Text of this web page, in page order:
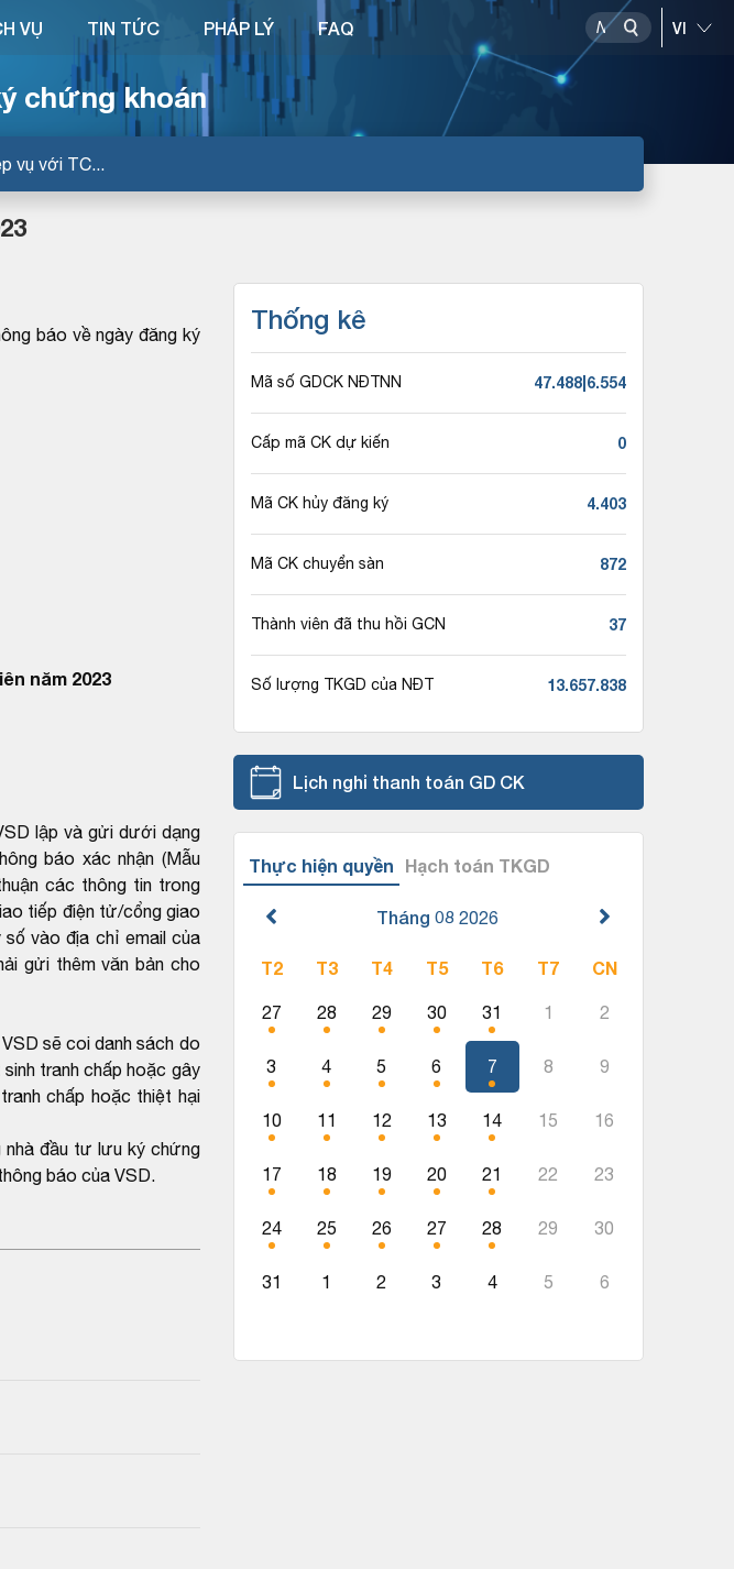
chứng khoán
vụ với TC...
VỤ TIN TỨC PHÁP LÝ FAQ
báo về ngày đăng ký
năm 2023
lập và gửi dưới dạng
báo xác nhận (Mẫu
các thông tin trong
tiếp điện tử/cổng giao
vào địa chỉ email của
gửi thêm văn bản cho
sẽ coi danh sách do
tranh chấp hoặc gây
chấp hoặc thiệt hại
đầu tư lưu ký chứng
báo của VSD.
Thống kê
Mã số GDCK NĐTNN 47.488|6.554
Cấp mã CK dự kiến 0
Mã CK hủy đăng ký 4.403
Mã CK chuyển sàn 872
Thành viên đã thu hồi GCN 37
Số lượng TKGD của NĐT 13.657.838
Lịch nghỉ thanh toán GD CK
Thực hiện quyền Hạch toán TKGD
Tháng 08 2026
T2 T3 T4 T5 T6 T7 CN
27 28 29 30 31 1 2
3 4 5 6 7 8 9
10 11 12 13 14 15 16
17 18 19 20 21 22 23
24 25 26 27 28 29 30
31 1 2 3 4 5 6